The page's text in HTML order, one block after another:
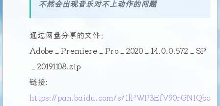
不然会出现音乐对不上动作的问题
通过网盘分享的文件：
Adobe_Premiere_Pro_2020_14.0.0.572_SP
_20191108.zip
链接:
https://pan.baidu.com/s/1lPWP3EfV90rGNIQbc